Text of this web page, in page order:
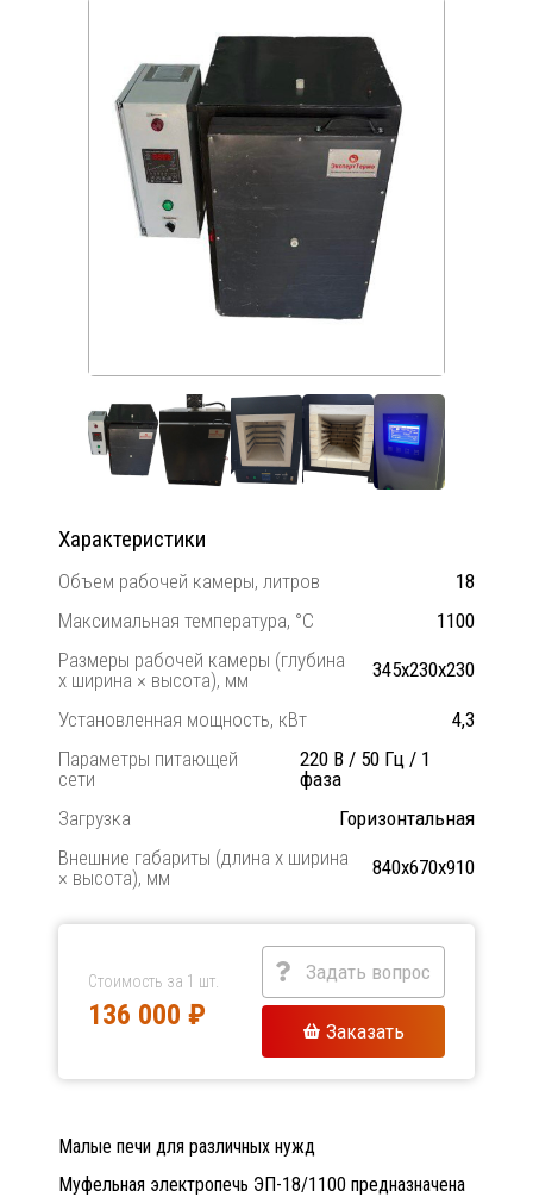
Характеристики
Объем рабочей камеры, литров
18
Максимальная температура, °C
1100
Размеры рабочей камеры (глубина
х ширина × высота), мм
345x230x230
Установленная мощность, кВт
4,3
Параметры питающей
сети
220 В / 50 Гц / 1
фаза
Загрузка
Горизонтальная
Внешние габариты (длина х ширина
× высота), мм
840х670х910
Стоимость за 1 шт.
136 000 ₽
Задать вопрос
Заказать
Малые печи для различных нужд
Муфельная электропечь ЭП-18/1100 предназначена